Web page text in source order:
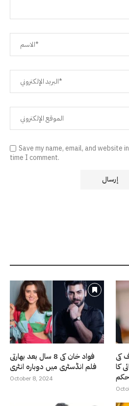
Save my name, email, and website
time I comment.
فواد خان کی 8 سال بعد بھارتی
فلم انڈسٹری میں دوبارہ انٹری
October 8, 2024
کی
کا
حکم